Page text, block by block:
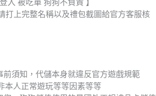
入 被吃單 狗狗不負責 】
打上完整名稱以及禮包截圖給官方客服核
前須知，代儲本身就違反官方遊戲規範
本人正常遊玩等等因素等等